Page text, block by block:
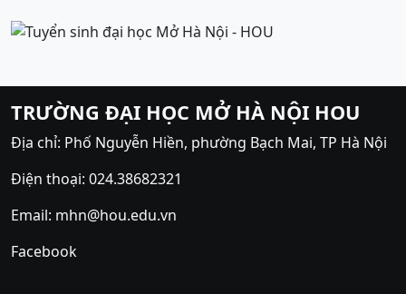
TRƯỜNG ĐẠI HỌC MỞ HÀ NỘI HOU
Địa chỉ: Phố Nguyễn Hiền, phường Bạch Mai, TP Hà Nội
Điện thoại: 024.38682321
Email: mhn@hou.edu.vn
Facebook